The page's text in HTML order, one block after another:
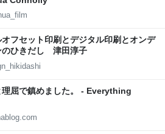
フセット印刷とデジタル印刷とオンデ
のひきだし 津田淳子
理屈で鎮めました。 - Everything